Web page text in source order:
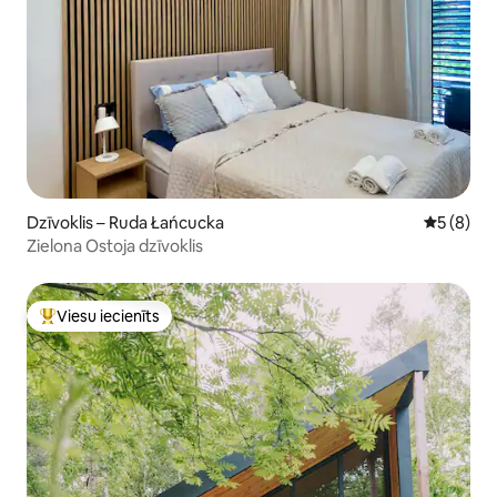
Dzīvoklis – Ruda Łańcucka Vidējais
5 (8)
Zielona Ostoja dzīvoklis
Populārs viesu iecienīts mājoklis
Viesu iecienīts